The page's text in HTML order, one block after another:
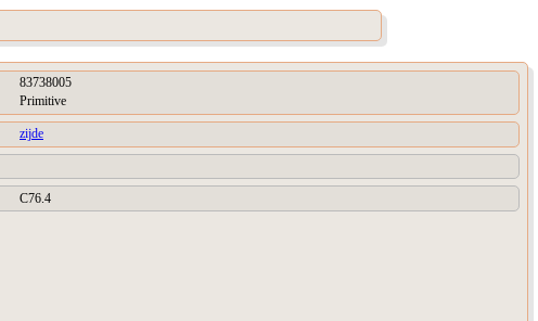
83738005
Primitive
zijde
C76.4